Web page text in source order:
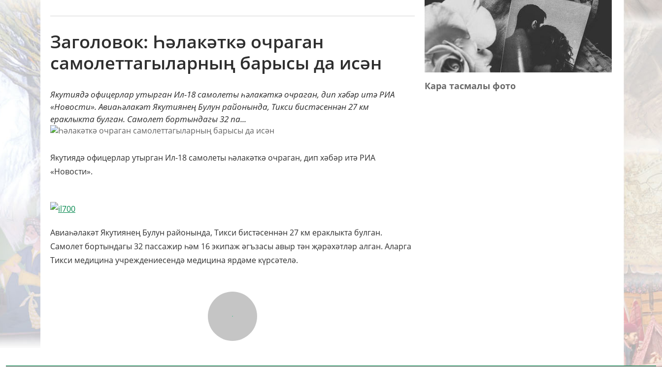
Заголовок: Һәлакәткә очраган
самолеттагыларның барысы да исән
Якутиядә офицерлар утырган Ил-18 самолеты һәлакәткә очраган, дип хәбәр итә РИА
«Новости». Авиаһәлакәт Якутиянең Булун районында, Тикси бистәсеннән 27 км
ераклыкта булган. Самолет бортындагы 32 па...
Якутиядә офицерлар утырган Ил-18 самолеты һәлакәткә очраган, дип хәбәр итә РИА
«Новости».
Авиаһәлакәт Якутиянең Булун районында, Тикси бистәсеннән 27 км ераклыкта булган.
Самолет бортындагы 32 пассажир һәм 16 экипаж әгъзасы авыр тән җәрәхәтләр алган. Аларга
Тикси медицина учреждениесендә медицина ярдәме күрсәтелә.
Кара тасмалы фото